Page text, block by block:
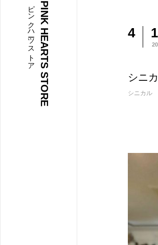
PINK HEARTS STORE
ピンクハーツストア 4
シニ
シニカル